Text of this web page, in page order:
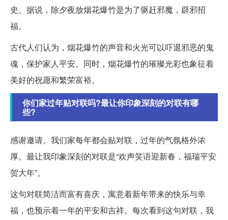
史。据说，除夕夜放烟花爆竹是为了驱赶邪魔，辟邪招
福。
古代人们认为，烟花爆竹的声音和火光可以吓退邪恶的鬼
魂，保护家人平安。同时，烟花爆竹的璀璨光彩也象征着
美好的祝愿和繁荣富裕。
你们家过年贴对联吗?最让你印象深刻的对联有哪
些?
感谢邀请。我们家每年都会贴对联，过年的气氛格外浓
厚。最让我印象深刻的对联是“欢声笑语迎新春，福瑞平安
贺大年”。
这句对联简洁而富有喜庆，寓意着新年带来的快乐与幸
福，也预示着一年的平安和吉祥。每次看到这句对联，我